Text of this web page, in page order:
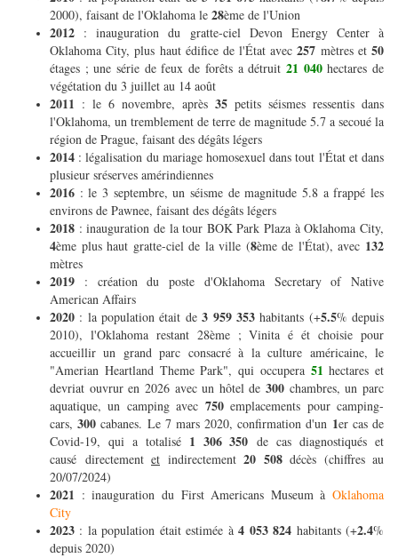
2000), faisant de l'Oklahoma le 28ème de l'Union
2012 : inauguration du gratte-ciel Devon Energy Center à
Oklahoma City, plus haut édifice de l'État avec257 mètres et50
étages ; une série de feux de forêts a détruit 21 040hectares de
végétation du 3 juillet au 14 août
2011 : le 6 novembre, après 35 petits séismes ressentis dans
l'Oklahoma, un tremblement de terre de magnitude 5.7 a secoué la
région de Prague, faisant des dégâts légers
2014 : légalisation du mariage homosexuel dans tout l'État et dans
plusieur sréserves amérindiennes
2016 : le 3 septembre, un séisme de magnitude 5.8 a frappé les
environs de Pawnee, faisant des dégâts légers
2018 : inauguration de la tour BOK Park Plaza à Oklahoma City,
4ème plus haut gratte-ciel de la ville (8ème de l'État), avec 132
mètres
2019
: création du poste d'Oklahoma Secretary of Native
American Affairs
2020 : la population était de3 959 353habitants (+5.5% depuis
2010), l'Oklahoma restant 28ème ; Vinita é ét choisie pour
accueillir un grand parc consacré à la culture américaine, le
"Amerian Heartland Theme Park", qui occupera 51hectares et
devriat ouvrur en 2026 avec un hôtel de300 chambres, un parc
aquatique, un camping avec 750emplacements pour camping-
cars,300cabanes. Le 7 mars 2020, confirmation d'un 1er cas de
Covid-19, qui a totalisé 1 306 350 de cas diagnostiqués et
causé directement et indirectement 20 508décès (chiffres au
20/07/2024)
2021 : inauguration du First Americans Museum à Oklahoma
City
2023 : la population était estimée à4 053 824 habitants (+2.4%
depuis 2020)